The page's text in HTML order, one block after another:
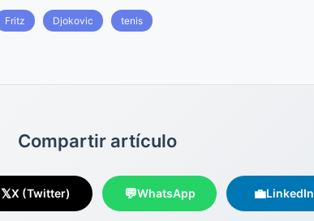
Fritz Djokovic tenis
Compartir artículo
𝕏X (Twitter) 💬WhatsApp 💼LinkedIn